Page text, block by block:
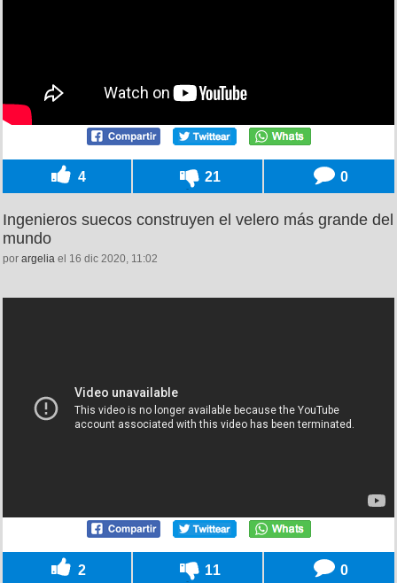
4 21 0
Ingenieros suecos construyen el velero más grande del
mundo
por argelia el 16 dic 2020, 11:02
2 11 0